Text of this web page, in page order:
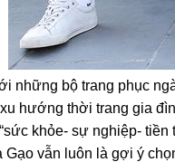
những bộ trang phục
hướng thời trang gia
khỏe- sự nghiệp- tiền
Gạo vẫn luôn là gợi ý